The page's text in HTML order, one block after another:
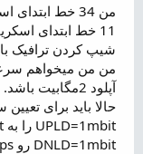
من 34 خط ابتدای اسکریپت رو در بالا نمایش دادم.
11 خط ابتدای
شیپ کردن ترافیک
آپلود 2مگابیت باشد.
حالا باید برای
DNLD=1mbit رو DNLD=100kbps تغییر دهید.